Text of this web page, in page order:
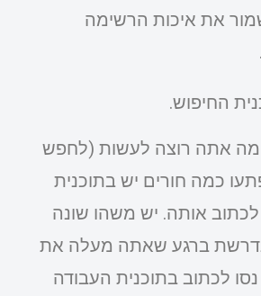
את איכות הרשימה
החיפוש.
אתה רוצה לעשות (לחפש
כמה חורים יש בתוכנית
אותה. יש משהו שונה
ברגע שאתה מעלה את
לכתוב בתוכנית העבודה